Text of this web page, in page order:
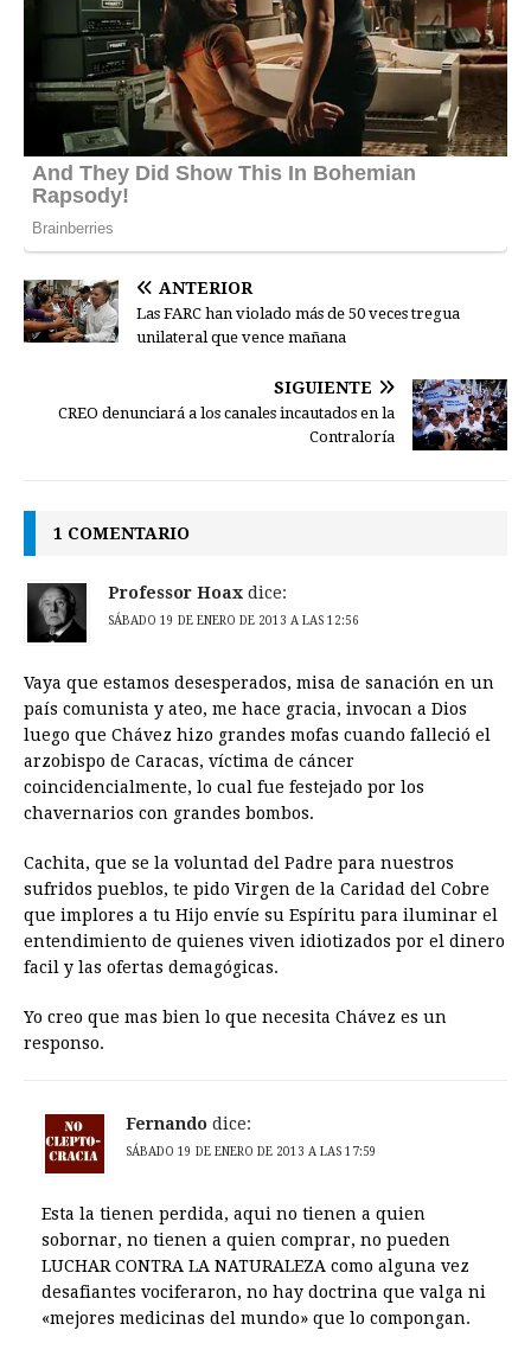
ANTERIOR
Las FARC han violado más de 50 veces tregua
unilateral que vence mañana
SIGUIENTE
CREO denunciará a los canales incautados en la
Contraloría
1 COMENTARIO
Professor Hoax dice:
SÁBADO 19 DE ENERO DE 2013 A LAS 12:56
Vaya que estamos desesperados, misa de sanación en un
país comunista y ateo, me hace gracia, invocan a Dios
luego que Chávez hizo grandes mofas cuando falleció el
arzobispo de Caracas, víctima de cáncer
coincidencialmente, lo cual fue festejado por los
chavernarios con grandes bombos.
Cachita, que se la voluntad del Padre para nuestros
sufridos pueblos, te pido Virgen de la Caridad del Cobre
que implores a tu Hijo envíe su Espíritu para iluminar el
entendimiento de quienes viven idiotizados por el dinero
facil y las ofertas demagógicas.
Yo creo que mas bien lo que necesita Chávez es un
responso.
Fernando dice:
SÁBADO 19 DE ENERO DE 2013 A LAS 17:59
Esta la tienen perdida, aqui no tienen a quien
sobornar, no tienen a quien comprar, no pueden
LUCHAR CONTRA LA NATURALEZA como alguna vez
desafiantes vociferaron, no hay doctrina que valga ni
«mejores medicinas del mundo» que lo compongan.